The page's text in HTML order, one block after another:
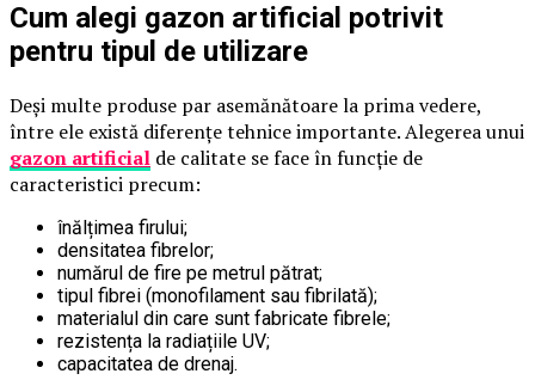
Cum alegi gazon artificial potrivit
pentru tipul de utilizare
Deși multe produse par asemănătoare la prima vedere,
între ele există diferențe tehnice importante. Alegerea unui
gazon artificial de calitate se face în funcție de
caracteristici precum:
înălțimea firului;
densitatea fibrelor;
numărul de fire pe metrul pătrat;
tipul fibrei (monofilament sau fibrilată);
materialul din care sunt fabricate fibrele;
rezistența la radiațiile UV;
capacitatea de drenaj.